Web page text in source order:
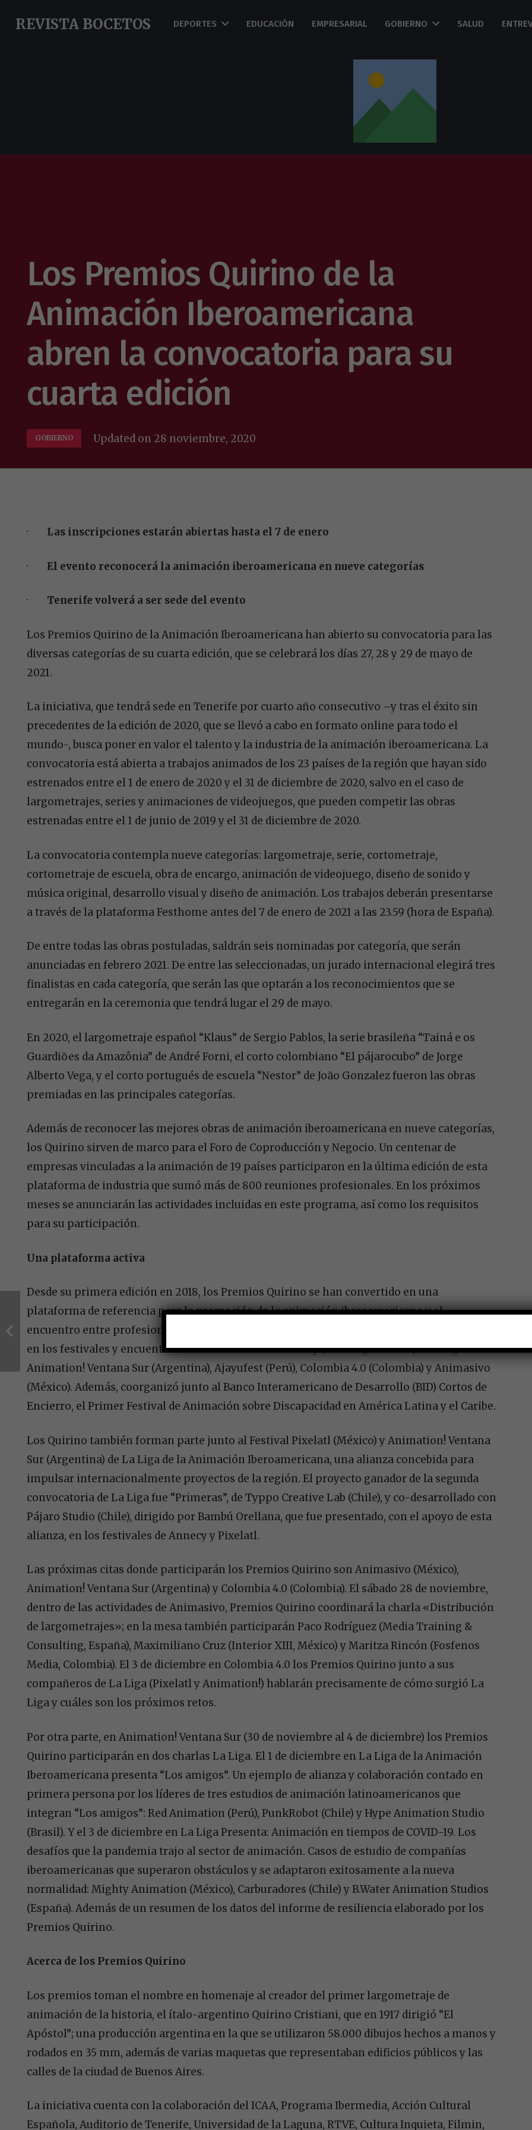
REVISTA BOCETOS DEPORTES EDUCACIÓN EMPRESARIAL GOBIERNO SALUD
Los Premios Quirino de la
Animación Iberoamericana
abren la convocatoria para su
cuarta edición
GOBIERNO Updated on 28 noviembre, 2020
· Las inscripciones estarán abiertas hasta el 7 de enero
· El evento reconocerá la animación iberoamericana en nueve categorías
· Tenerife volverá a ser sede del evento
Los Premios Quirino de la Animación Iberoamericana han abierto su convocatoria para las
diversas categorías de su cuarta edición, que se celebrará los días 27, 28 y 29 de mayo de
2021.
La iniciativa, que tendrá sede en Tenerife por cuarto año consecutivo –y tras el éxito sin
precedentes de la edición de 2020, que se llevó a cabo en formato online para todo el
mundo-, busca poner en valor el talento y la industria de la animación iberoamericana. La
convocatoria está abierta a trabajos animados de los 23 países de la región que hayan sido
estrenados entre el 1 de enero de 2020 y el 31 de diciembre de 2020, salvo en el caso de
largometrajes, series y animaciones de videojuegos, que pueden competir las obras
estrenadas entre el 1 de junio de 2019 y el 31 de diciembre de 2020.
La convocatoria contempla nueve categorías: largometraje, serie, cortometraje,
cortometraje de escuela, obra de encargo, animación de videojuego, diseño de sonido y
música original, desarrollo visual y diseño de animación. Los trabajos deberán presentarse
a través de la plataforma Festhome antes del 7 de enero de 2021 a las 23.59 (hora de España).
De entre todas las obras postuladas, saldrán seis nominadas por categoría, que serán
anunciadas en febrero 2021. De entre las seleccionadas, un jurado internacional elegirá tres
finalistas en cada categoría, que serán las que optarán a los reconocimientos que se
entregarán en la ceremonia que tendrá lugar el 29 de mayo.
En 2020, el largometraje español “Klaus” de Sergio Pablos, la serie brasileña “Tainá e os
Guardiões da Amazônia” de André Forni, el corto colombiano “El pájarocubo” de Jorge
Alberto Vega, y el corto portugués de escuela “Nestor” de João Gonzalez fueron las obras
premiadas en las principales categorías.
Además de reconocer las mejores obras de animación iberoamericana en nueve categorías,
los Quirino sirven de marco para el Foro de Coproducción y Negocio. Un centenar de
empresas vinculadas a la animación de 19 países participaron en la última edición de esta
plataforma de industria que sumó más de 800 reuniones profesionales. En los próximos
meses se anunciarán las actividades incluidas en este programa, así como los requisitos
para su participación.
Una plataforma activa
Desde su primera edición en 2018, los Premios Quirino se han convertido en una
plataforma de referencia para la promoción de la animación iberoamericana y el
encuentro entre profesionales de la región. En 2020, la organización del evento participó
en los festivales y encuentros internacionales de Annecy (Francia), Pixelatl (México),
Animation! Ventana Sur (Argentina), Ajayufest (Perú), Colombia 4.0 (Colombia) y Animasivo
(México). Además, coorganizó junto al Banco Interamericano de Desarrollo (BID) Cortos de
Encierro, el Primer Festival de Animación sobre Discapacidad en América Latina y el Caribe.
Los Quirino también forman parte junto al Festival Pixelatl (México) y Animation! Ventana
Sur (Argentina) de La Liga de la Animación Iberoamericana, una alianza concebida para
impulsar internacionalmente proyectos de la región. El proyecto ganador de la segunda
convocatoria de La Liga fue “Primeras”, de Typpo Creative Lab (Chile), y co-desarrollado con
Pájaro Studio (Chile), dirigido por Bambú Orellana, que fue presentado, con el apoyo de esta
alianza, en los festivales de Annecy y Pixelatl.
Las próximas citas donde participarán los Premios Quirino son Animasivo (México),
Animation! Ventana Sur (Argentina) y Colombia 4.0 (Colombia). El sábado 28 de noviembre,
dentro de las actividades de Animasivo, Premios Quirino coordinará la charla «Distribución
de largometrajes»; en la mesa también participarán Paco Rodríguez (Media Training &
Consulting, España), Maximiliano Cruz (Interior XIII, México) y Maritza Rincón (Fosfenos
Media, Colombia). El 3 de diciembre en Colombia 4.0 los Premios Quirino junto a sus
compañeros de La Liga (Pixelatl y Animation!) hablarán precisamente de cómo surgió La
Liga y cuáles son los próximos retos.
Por otra parte, en Animation! Ventana Sur (30 de noviembre al 4 de diciembre) los Premios
Quirino participarán en dos charlas La Liga. El 1 de diciembre en La Liga de la Animación
Iberoamericana presenta “Los amigos”. Un ejemplo de alianza y colaboración contado en
primera persona por los líderes de tres estudios de animación latinoamericanos que
integran “Los amigos”: Red Animation (Perú), PunkRobot (Chile) y Hype Animation Studio
(Brasil). Y el 3 de diciembre en La Liga Presenta: Animación en tiempos de COVID-19. Los
desafíos que la pandemia trajo al sector de animación. Casos de estudio de compañías
iberoamericanas que superaron obstáculos y se adaptaron exitosamente a la nueva
normalidad: Mighty Animation (México), Carburadores (Chile) y B.Water Animation Studios
(España). Además de un resumen de los datos del informe de resiliencia elaborado por los
Premios Quirino.
Acerca de los Premios Quirino
Los premios toman el nombre en homenaje al creador del primer largometraje de
animación de la historia, el ítalo-argentino Quirino Cristiani, que en 1917 dirigió “El
Apóstol”; una producción argentina en la que se utilizaron 58.000 dibujos hechos a manos y
rodados en 35 mm, además de varias maquetas que representaban edificios públicos y las
calles de la ciudad de Buenos Aires.
La iniciativa cuenta con la colaboración del ICAA, Programa Ibermedia, Acción Cultural
Española, Auditorio de Tenerife, Universidad de la Laguna, RTVE, Cultura Inquieta, Filmin,